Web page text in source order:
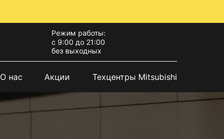
Режим работы:
с 9:00 до 21:00
без выходных
О нас Акции Техцентры Mitsubishi